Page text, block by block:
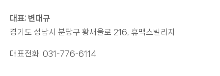
대표: 변대규
경기도 성남시 분당구 황새울로 216, 휴맥스빌리지
대표전화: 031-776-6114